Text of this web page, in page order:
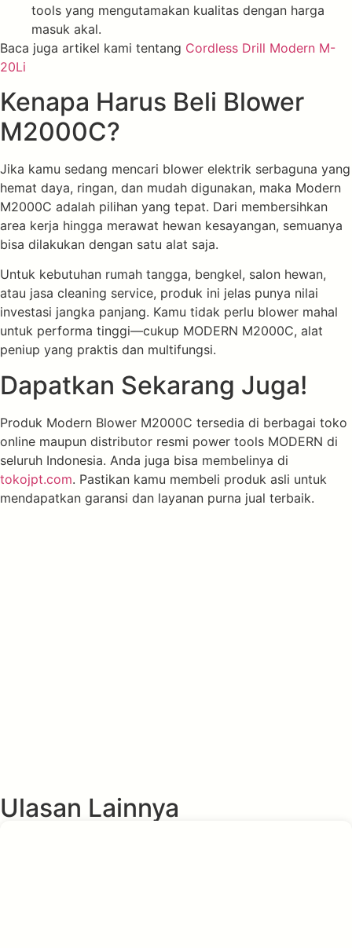
tools yang mengutamakan kualitas dengan harga
masuk akal.
Baca juga artikel kami tentang Cordless Drill Modern M-
20Li
Kenapa Harus Beli Blower
M2000C?
Jika kamu sedang mencari blower elektrik serbaguna yang
hemat daya, ringan, dan mudah digunakan, maka Modern
M2000C adalah pilihan yang tepat. Dari membersihkan
area kerja hingga merawat hewan kesayangan, semuanya
bisa dilakukan dengan satu alat saja.
Untuk kebutuhan rumah tangga, bengkel, salon hewan,
atau jasa cleaning service, produk ini jelas punya nilai
investasi jangka panjang. Kamu tidak perlu blower mahal
untuk performa tinggi—cukup MODERN M2000C, alat
peniup yang praktis dan multifungsi.
Dapatkan Sekarang Juga!
Produk Modern Blower M2000C tersedia di berbagai toko
online maupun distributor resmi power tools MODERN di
seluruh Indonesia. Anda juga bisa membelinya di
tokojpt.com. Pastikan kamu membeli produk asli untuk
mendapatkan garansi dan layanan purna jual terbaik.
Ulasan Lainnya